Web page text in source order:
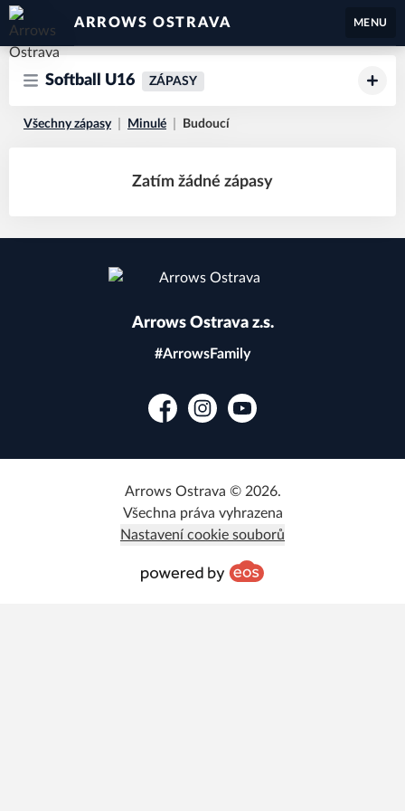
ARROWS OSTRAVA MENU
Softball U16 ZÁPASY
Všechny zápasy Minulé Budoucí
Zatím žádné zápasy
Arrows Ostrava z.s.
#ArrowsFamily
FacebookInstagramYouTube
Arrows Ostrava © 2026.
Všechna práva vyhrazena
Nastavení cookie souborů